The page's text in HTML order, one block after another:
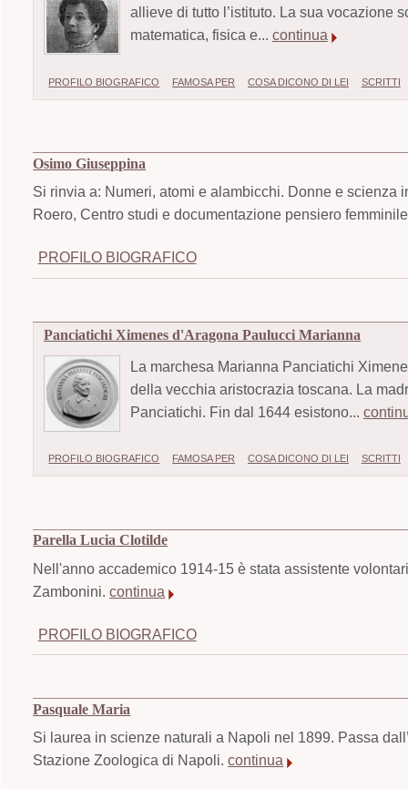
allieve di tutto l’istituto. La sua vocazione
matematica, fisica e... continua
PROFILO BIOGRAFICO FAMOSA PER COSA DICONO DI LEI SCRITTI
Osimo Giuseppina
Si rinvia a: Numeri, atomi e alambicchi. Donne e scienza
Roero, Centro studi e documentazione pensiero
PROFILO BIOGRAFICO
Panciatichi Ximenes d'Aragona Paulucci Marianna
La marchesa Marianna Panciatichi
della vecchia aristocrazia toscana. La
Panciatichi. Fin dal 1644 esistono...
PROFILO BIOGRAFICO FAMOSA PER COSA DICONO DI LEI SCRITTI
Parella Lucia Clotilde
Nell'anno accademico 1914-15 è stata assistente
Zambonini.continua
PROFILO BIOGRAFICO
Pasquale Maria
Si laurea in scienze naturali a Napoli nel 1899. Passa
Stazione Zoologica di Napoli.continua